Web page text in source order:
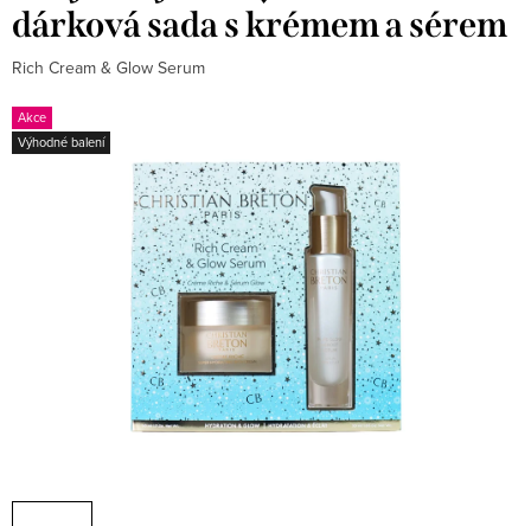
dárková sada s krémem a sérem
Rich Cream & Glow Serum
Akce
Výhodné balení